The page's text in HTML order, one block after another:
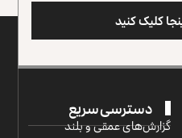
کلیک کنید
دسترسی سریع
گزارش‌‌های عمقی و بلند